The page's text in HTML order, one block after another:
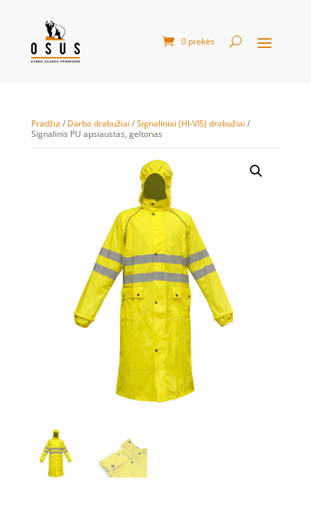
0 prekės
Pradžia / Darbo drabužiai /Signaliniai (HI-VIS) drabužiai /
Signalinis PU apsiaustas, geltonas